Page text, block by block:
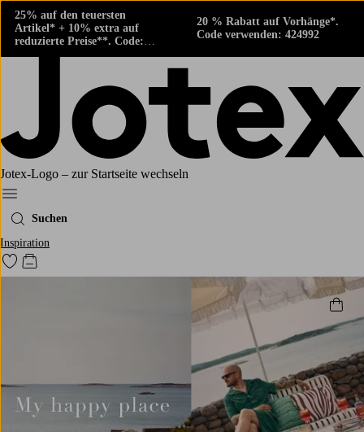
25% auf den teuersten
Artikel* + 10% extra auf
reduzierte Preise**. Code:
424882
20 % Rabatt auf Vorhänge*.
Code verwenden: 424992
Jotex-Logo – zur Startseite wechseln
Ellos‘ Menü
Suchen
Inspiration
Zu den als Favoriten markierten Produkten gehen
Zum Warenkorb